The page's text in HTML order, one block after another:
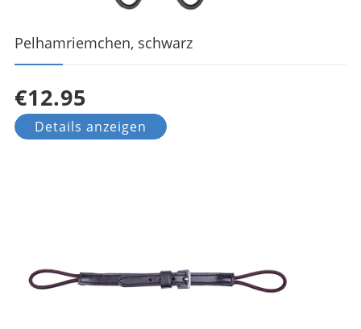
Pelhamriemchen, schwarz
€12.95
Details anzeigen